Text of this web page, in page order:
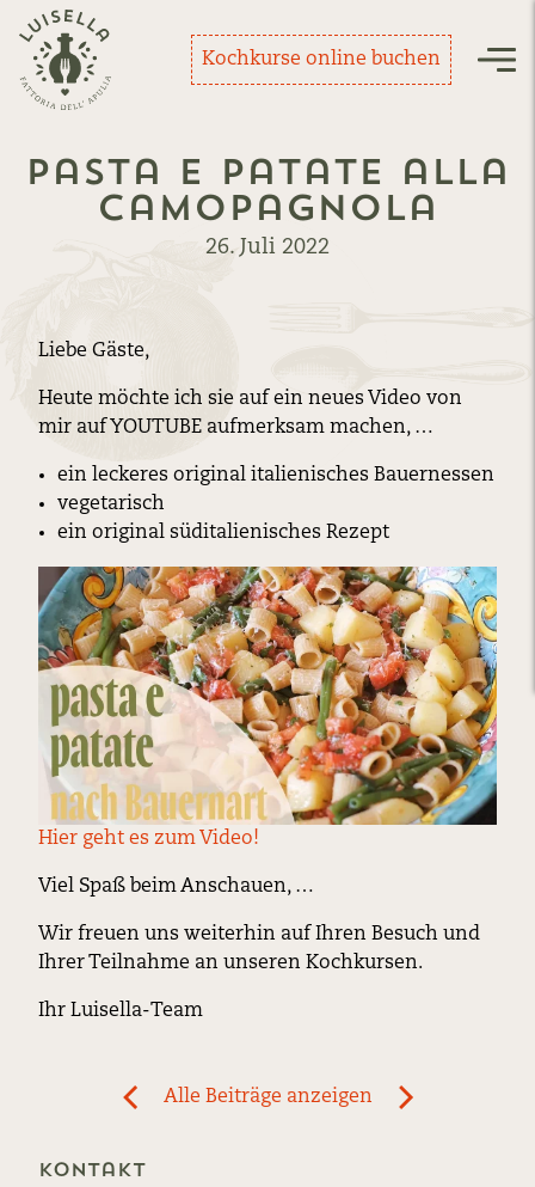
Zurück zur Startseite
Kochkurse online buchen
pasta e patate alla
camopagnola
26. Juli 2022
Liebe Gäste,
Heute möchte ich sie auf ein neues Video von
mir auf YOUTUBE aufmerksam machen, …
ein leckeres original italienisches Bauernessen
vegetarisch
ein original süditalienisches Rezept
Hier geht es zum Video!
Viel Spaß beim Anschauen, …
Wir freuen uns weiterhin auf Ihren Besuch und
Ihrer Teilnahme an unseren Kochkursen.
Ihr Luisella-Team
conserve
Alle Beiträge anzeigen
Kontakt